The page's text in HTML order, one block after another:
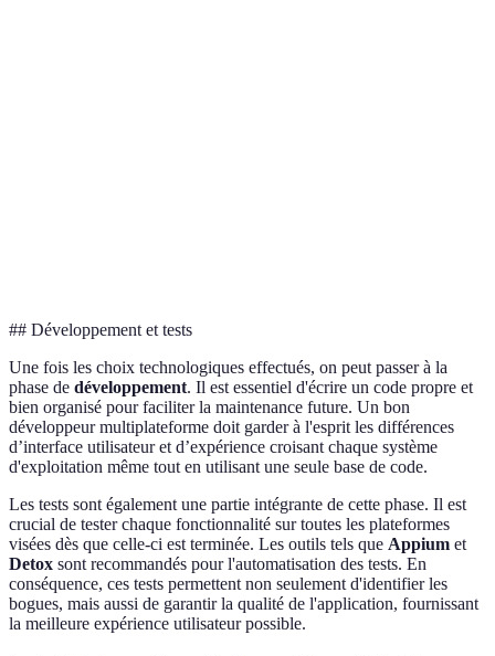
## Développement et tests
Une fois les choix technologiques effectués, on peut passer à la
phase de développement. Il est essentiel d'écrire un code propre et
bien organisé pour faciliter la maintenance future. Un bon
développeur multiplateforme doit garder à l'esprit les différences
d’interface utilisateur et d’expérience croisant chaque système
d'exploitation même tout en utilisant une seule base de code.
Les tests sont également une partie intégrante de cette phase. Il est
crucial de tester chaque fonctionnalité sur toutes les plateformes
visées dès que celle-ci est terminée. Les outils tels que Appium et
Detox sont recommandés pour l'automatisation des tests. En
conséquence, ces tests permettent non seulement d'identifier les
bogues, mais aussi de garantir la qualité de l'application, fournissant
la meilleure expérience utilisateur possible.